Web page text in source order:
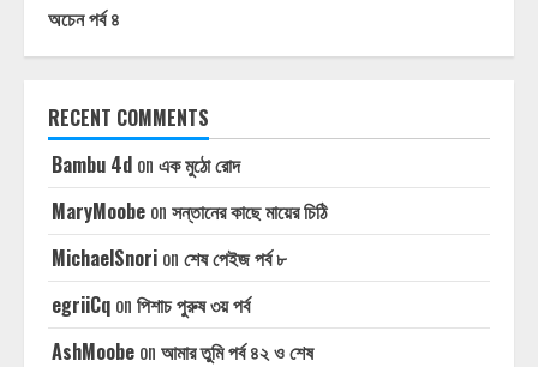
অচেন পর্ব ৪
RECENT COMMENTS
Bambu 4d on এক মুঠো রোদ
MaryMoobe on সন্তানের কাছে মায়ের চিঠি
MichaelSnori on শেষ পেইজ পর্ব ৮
egriiCq on পিশাচ পুরুষ ৩য় পর্ব
AshMoobe on আমার তুমি পর্ব ৪২ ও শেষ